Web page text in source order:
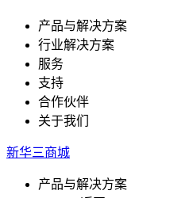
产品与解决方案
行业解决方案
服务
支持
合作伙伴
关于我们
新华三商城
产品与解决方案